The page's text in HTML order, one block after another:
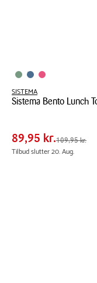
SISTEMA
Sistema Bento Lunch
Bento
Lunch
Pris
Pris
89,95 kr.
Førpris 109,95 kr.
89,95 kr.109,95 kr.
Tilbud slutter 20. Aug.